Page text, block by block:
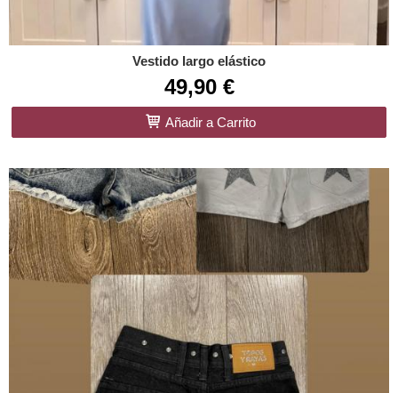
Vestido largo elástico
49,90 €
Añadir a Carrito